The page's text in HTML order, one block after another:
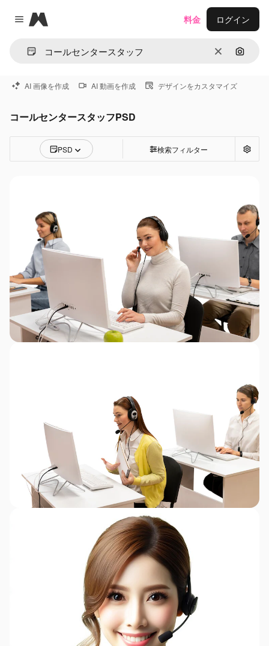
Close menu
Magnific
消去 画像で
料金 ログイン
AI 画像を作成 AI 動画を作成 デザインをカスタマイズ
コールセンタースタッフPSD
PSD 検索フィルター